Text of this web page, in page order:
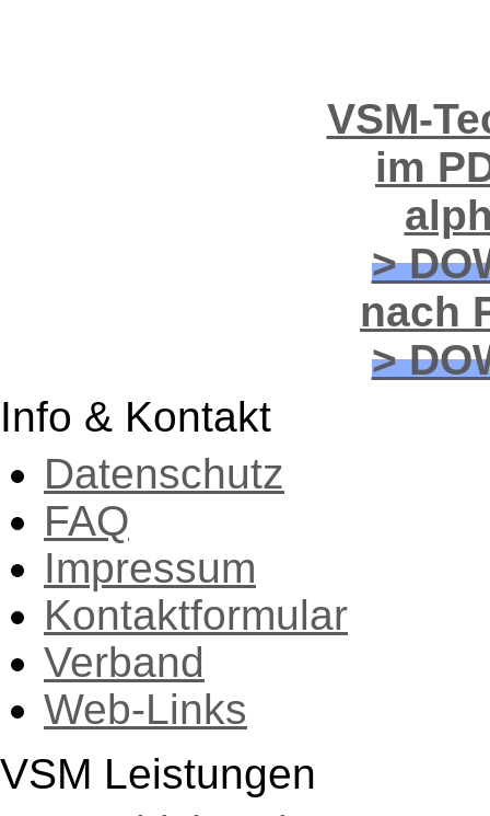
VSM-
im
>
nach
>
Info & Kontakt
Datenschutz
FAQ
Impressum
Kontaktformular
Verband
Web-Links
VSM Leistungen